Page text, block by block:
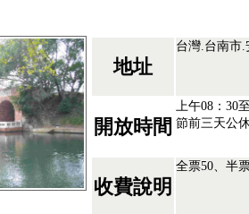
地址
台灣.台南市
開放時間
上午08：30
節前三天公
收費說明
全票50、半